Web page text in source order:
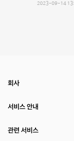
2023-09-14
회사
서비스 안내
관련 서비스